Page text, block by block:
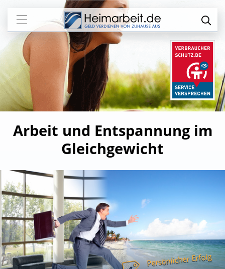
Arbeit und Entspannung im
Gleichgewicht
Persönlicher Erfolg